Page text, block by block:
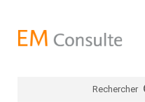
Rechercher